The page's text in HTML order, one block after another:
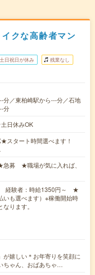
クな高齢者マン
土日祝日が休み 残業なし
分／東柏崎駅から---分／石地
分
日休みOK
スタート時間選べます！
募 ★職場が気に入れば、
経験者：時給1350円～ ★
いも選べます）※稼働開始時
ります。
が嬉しい＊お年寄りを笑顔に
ちゃん、おばあちゃ…